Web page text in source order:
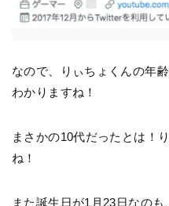
なので、りぃちょくんの年
わかりますね！
まさかの10代だったとは！
ね！
また誕生日が1月23日なの